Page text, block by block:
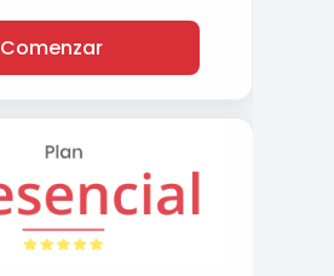
Comenzar